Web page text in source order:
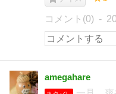
コメント(0)
amegahare